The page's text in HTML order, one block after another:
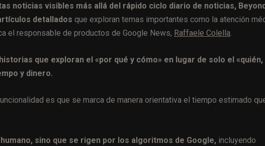
noticias visibles más allá del rápido ciclo diario de noticias,
detallados que exploran temas importantes como la atención
el responsable de productos de Google News, Raffaele Colella.
historias que exploran el «por qué y cómo» en lugar de solo el «quién,
y dinero.
es que se marca de manera orientativa el tiempo estimado
sino que se rigen por los algoritmos de Google, incluyendo